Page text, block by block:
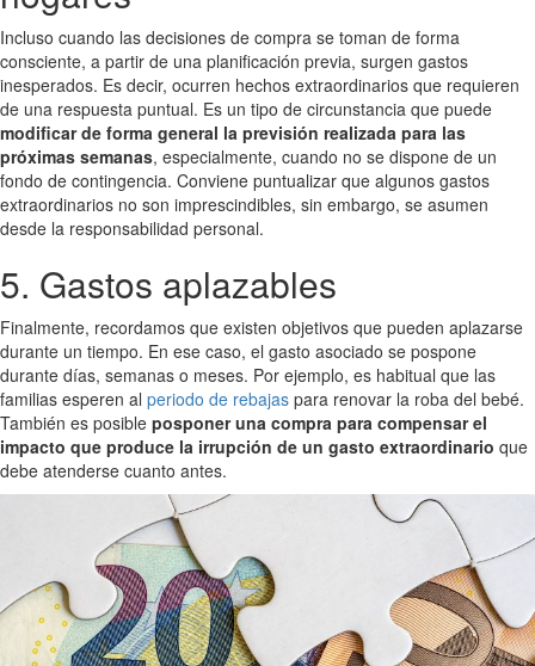
Incluso cuando las decisiones de compra se toman de forma
consciente, a partir de una planificación previa, surgen gastos
inesperados. Es decir, ocurren hechos extraordinarios que requieren
de una respuesta puntual. Es un tipo de circunstancia que puede
modificar de forma general la previsión realizada para las
próximas semanas, especialmente, cuando no se dispone de un
fondo de contingencia. Conviene puntualizar que algunos gastos
extraordinarios no son imprescindibles, sin embargo, se asumen
desde la responsabilidad personal.
5. Gastos aplazables
Finalmente, recordamos que existen objetivos que pueden aplazarse
durante un tiempo. En ese caso, el gasto asociado se pospone
durante días, semanas o meses. Por ejemplo, es habitual que las
familias esperen al periodo de rebajas para renovar la roba del bebé.
También es posible posponer una compra para compensar el
impacto que produce la irrupción de un gasto extraordinario que
debe atenderse cuanto antes.